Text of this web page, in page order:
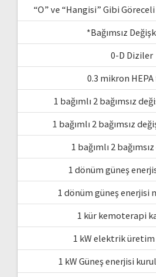
“O” ve “Hangisi” Gibi
*Bağımsız
0-D Diziler
0.3 mikron
1 bağımlı 2 bağımsız
1 bağımlı 2 bağımsız
1 bağımlı 2
1 dönüm güneş
1 dönüm güneş enerjisi
1 kür kemoterapi
1 kW elektrik
1 kW Güneş enerjisi